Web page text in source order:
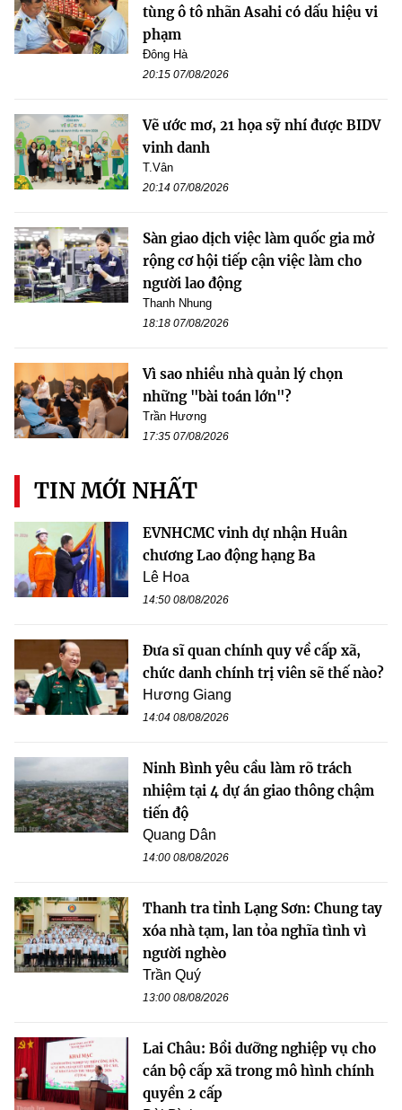
tùng ô tô nhãn Asahi có dấu hiệu vi
phạm
Đông Hà
20:15 07/08/2026
Vẽ ước mơ, 21 họa sỹ nhí được BIDV
vinh danh
T.Vân
20:14 07/08/2026
Sàn giao dịch việc làm quốc gia mở
rộng cơ hội tiếp cận việc làm cho
người lao động
Thanh Nhung
18:18 07/08/2026
Vì sao nhiều nhà quản lý chọn
những "bài toán lớn"?
Trần Hương
17:35 07/08/2026
TIN MỚI NHẤT
EVNHCMC vinh dự nhận Huân
chương Lao động hạng Ba
Lê Hoa
14:50 08/08/2026
Đưa sĩ quan chính quy về cấp xã,
chức danh chính trị viên sẽ thế nào?
Hương Giang
14:04 08/08/2026
Ninh Bình yêu cầu làm rõ trách
nhiệm tại 4 dự án giao thông chậm
tiến độ
Quang Dân
14:00 08/08/2026
Thanh tra tỉnh Lạng Sơn: Chung tay
xóa nhà tạm, lan tỏa nghĩa tình vì
người nghèo
Trần Quý
13:00 08/08/2026
Lai Châu: Bồi dưỡng nghiệp vụ cho
cán bộ cấp xã trong mô hình chính
quyền 2 cấp